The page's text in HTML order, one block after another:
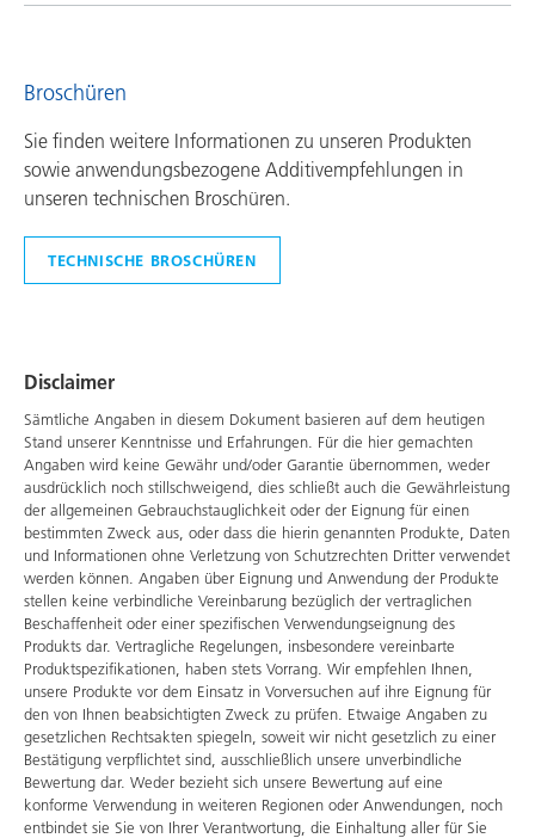
Broschüren
Sie finden weitere Informationen zu unseren Produkten
sowie anwendungsbezogene Additivempfehlungen in
unseren technischen Broschüren.
TECHNISCHE BROSCHÜREN
Disclaimer
Sämtliche Angaben in diesem Dokument basieren auf dem heutigen
Stand unserer Kenntnisse und Erfahrungen. Für die hier gemachten
Angaben wird keine Gewähr und/oder Garantie übernommen, weder
ausdrücklich noch stillschweigend, dies schließt auch die Gewährleistung
der allgemeinen Gebrauchstauglichkeit oder der Eignung für einen
bestimmten Zweck aus, oder dass die hierin genannten Produkte, Daten
und Informationen ohne Verletzung von Schutzrechten Dritter verwendet
werden können. Angaben über Eignung und Anwendung der Produkte
stellen keine verbindliche Vereinbarung bezüglich der vertraglichen
Beschaffenheit oder einer spezifischen Verwendungseignung des
Produkts dar. Vertragliche Regelungen, insbesondere vereinbarte
Produktspezifikationen, haben stets Vorrang. Wir empfehlen Ihnen,
unsere Produkte vor dem Einsatz in Vorversuchen auf ihre Eignung für
den von Ihnen beabsichtigten Zweck zu prüfen. Etwaige Angaben zu
gesetzlichen Rechtsakten spiegeln, soweit wir nicht gesetzlich zu einer
Bestätigung verpflichtet sind, ausschließlich unsere unverbindliche
Bewertung dar. Weder bezieht sich unsere Bewertung auf eine
konforme Verwendung in weiteren Regionen oder Anwendungen, noch
entbindet sie Sie von Ihrer Verantwortung, die Einhaltung aller für Sie